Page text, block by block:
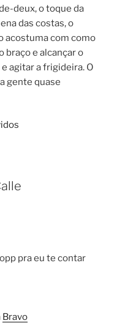
deux, o toque da
das costas, o
acostuma com como
braço e alcançar o
agitar a frigideira. O
gente quase
pra eu te contar
Bravo